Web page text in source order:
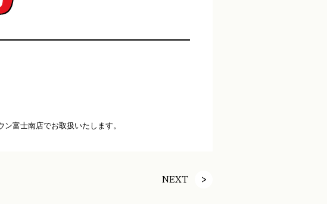
富士南店でお取扱いたします。
NEXT